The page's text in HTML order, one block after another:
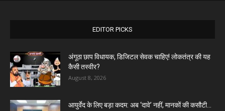
EDITOR PICKS
अंगूठा छाप विधायक, डिजिटल सेवक चाहिए! लोकतंत्र की यह
कैसी तस्वीर?
August 8, 2026
आयुर्वेद के लिए बड़ा कदम: अब ‘दावे’ नहीं, मानकों की कसौटी...